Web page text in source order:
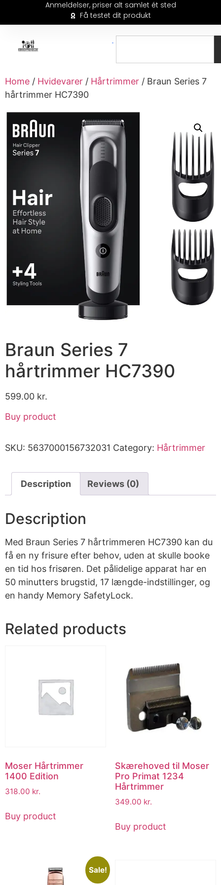
Anmeldelser, priser alt samlet ét sted
Få testet dit produkt
Home / Hvidevarer / Hårtrimmer / Braun Series 7
hårtrimmer HC7390
Braun Series 7
hårtrimmer HC7390
599.00 kr.
Buy product
SKU: 5637000156732031 Category: Hårtrimmer
Description Reviews (0)
Description
Med Braun Series 7 hårtrimmeren HC7390 kan du
få en ny frisure efter behov, uden at skulle booke
en tid hos frisøren. Det pålidelige apparat har en
50 minutters brugstid, 17 længde-indstillinger, og
en handy Memory SafetyLock.
Related products
Moser Hårtrimmer
1400 Edition
318.00 kr.
Buy product
Skærehoved til Moser
Pro Primat 1234
Hårtrimmer
349.00 kr.
Buy product
Sale!